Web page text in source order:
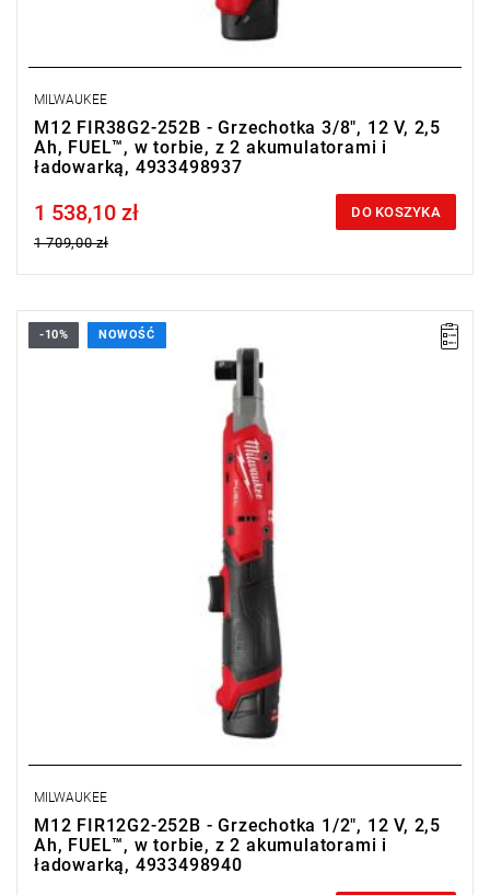
MILWAUKEE
M12 FIR38G2-252B - Grzechotka 3/8", 12 V, 2,5
Ah, FUEL™, w torbie, z 2 akumulatorami i
ładowarką, 4933498937
Price tax included
1 538,10 zł
1 709,00 zł
DO KOSZYKA
Kup produkt objęty promocją MILWAUKEE® Redemption Classic,
zarejestruj fakturę i odbierz dodatkowy akumulator za 2 zł.
Promocja wyłącznie dla podmiotów posiadających NIP.
-10% NOWOŚĆ
MILWAUKEE
M12 FIR12G2-252B - Grzechotka 1/2", 12 V, 2,5
Ah, FUEL™, w torbie, z 2 akumulatorami i
ładowarką, 4933498940